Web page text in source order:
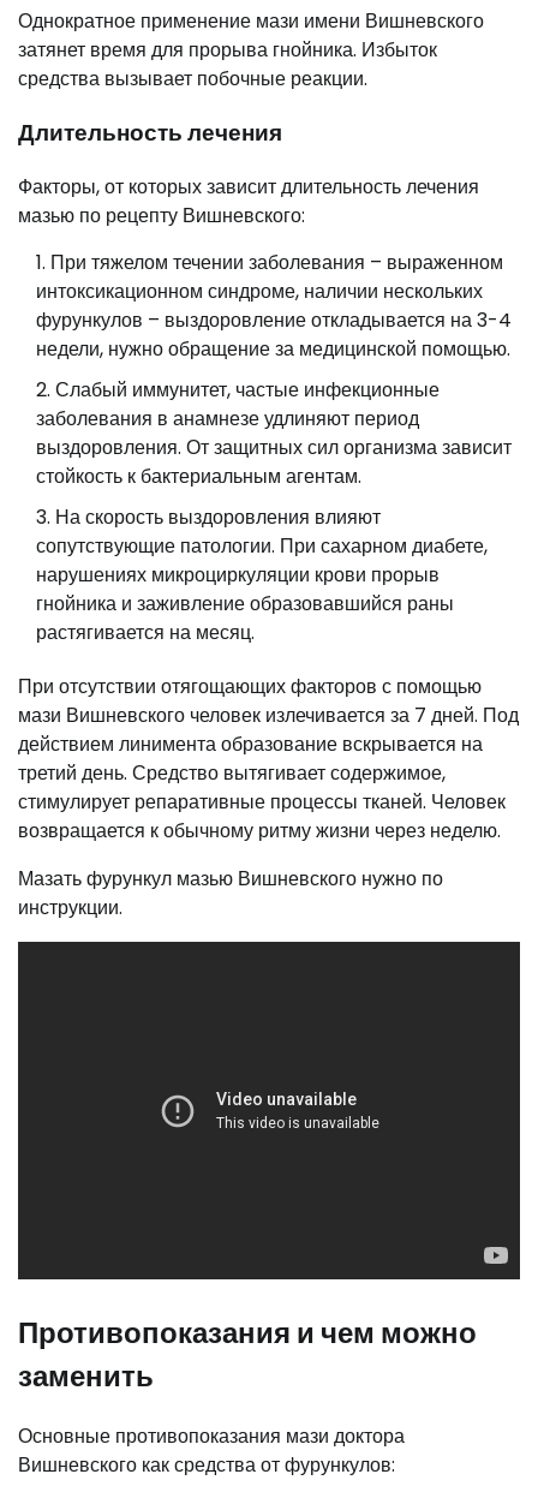
Однократное применение мази имени Вишневского
затянет время для прорыва гнойника. Избыток
средства вызывает побочные реакции.
Длительность лечения
Факторы, от которых зависит длительность лечения
мазью по рецепту Вишневского:
При тяжелом течении заболевания – выраженном
интоксикационном синдроме, наличии нескольких
фурункулов – выздоровление откладывается на 3-4
недели, нужно обращение за медицинской помощью.
Слабый иммунитет, частые инфекционные
заболевания в анамнезе удлиняют период
выздоровления. От защитных сил организма зависит
стойкость к бактериальным агентам.
На скорость выздоровления влияют
сопутствующие патологии. При сахарном диабете,
нарушениях микроциркуляции крови прорыв
гнойника и заживление образовавшийся раны
растягивается на месяц.
При отсутствии отягощающих факторов с помощью
мази Вишневского человек излечивается за 7 дней. Под
действием линимента образование вскрывается на
третий день. Средство вытягивает содержимое,
стимулирует репаративные процессы тканей. Человек
возвращается к обычному ритму жизни через неделю.
Мазать фурункул мазью Вишневского нужно по
инструкции.
Противопоказания и чем можно
заменить
Основные противопоказания мази доктора
Вишневского как средства от фурункулов: